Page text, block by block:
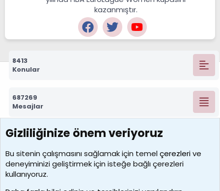
kazanmıştır.
8413
Konular
687269
Mesajlar
7388
Kullanıcılar
borabekirogluu
Son üye
Gizliliğinize önem veriyoruz
Bu sitenin çalışmasını sağlamak için temelçerezlerive
deneyiminizi geliştirmek için isteğe bağlı çerezleri
kullanıyoruz.